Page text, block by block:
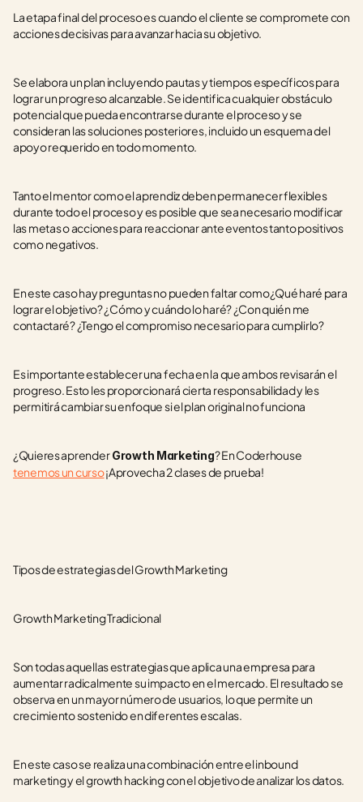
La etapa final del proceso es cuando el cliente se compromete con
acciones decisivas para avanzar hacia su objetivo.
Se elabora un plan incluyendo pautas y tiempos específicos para
lograr un progreso alcanzable. Se identifica cualquier obstáculo
potencial que pueda encontrarse durante el proceso y se
consideran las soluciones posteriores, incluido un esquema del
apoyo requerido en todo momento.
Tanto el mentor como el aprendiz deben permanecer flexibles
durante todo el proceso y es posible que sea necesario modificar
las metas o acciones para reaccionar ante eventos tanto positivos
como negativos.
En este caso hay preguntas no pueden faltar como¿Qué haré para
lograr el objetivo? ¿Cómo y cuándo lo haré? ¿Con quién me
contactaré? ¿Tengo el compromiso necesario para cumplirlo?
Es importante establecer una fecha en la que ambos revisarán el
progreso. Esto les proporcionará cierta responsabilidad y les
permitirá cambiar su enfoque si el plan original no funciona
¿Quieres aprender Growth Marketing
tenemos un curso ¡Aprovecha 2 clases de prueba!
Tipos de estrategias del Growth Marketing
Growth Marketing Tradicional
Son todas aquellas estrategias que aplica una empresa para
aumentar radicalmente su impacto en el mercado. El resultado se
observa en un mayor número de usuarios, lo que permite un
crecimiento sostenido en diferentes escalas.
En este caso se realiza una combinación entre el inbound
marketing y el growth hacking con el objetivo de analizar los datos.